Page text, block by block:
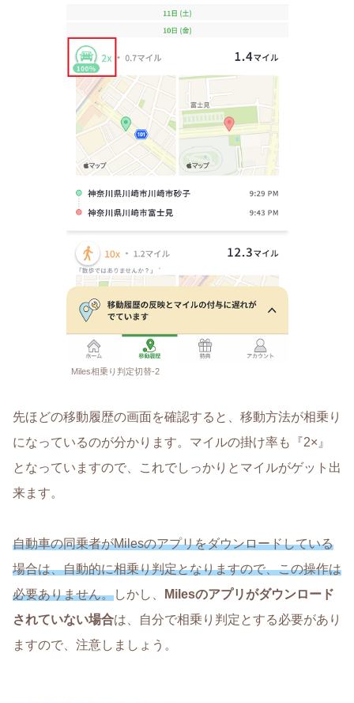
Miles相乗り判定切替-2
先ほどの移動履歴の画面を確認すると、移動方法が相乗り
になっているのが分かります。マイルの掛け率も『2×』
となっていますので、これでしっかりとマイルがゲット出
来ます。
自動車の同乗者がMilesのアプリをダウンロードしている
場合は、自動的に相乗り判定となりますので、この操作は
必要ありません。しかし、
Milesのアプリがダウンロード
されていない場合は、自分で相乗り判定とする必要があり
ますので、注意しましょう。